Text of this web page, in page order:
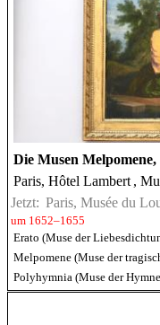
Die Musen
Paris, Hôtel Lambert ,
Jetzt: Paris, Musée du
um 1652–1655
Erato (Muse der
Melpomene (Muse der
Polyhymnia (Muse der